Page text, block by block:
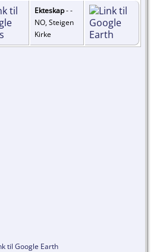
Ekteskap- -
NO, Steigen
Kirke
til Google Earth